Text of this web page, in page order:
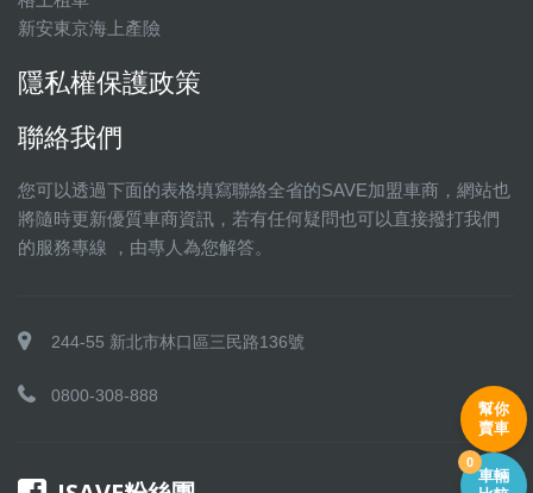
新安東京海上產險
隱私權保護政策
聯絡我們
您可以透過下面的表格填寫聯絡全省的SAVE加盟車商，網站也
將隨時更新優質車商資訊，若有任何疑問也可以直接撥打我們
的服務專線 ，由專人為您解答。
244-55 新北市林口區三民路136號
0800-308-888
幫你
賣車
車輛
0